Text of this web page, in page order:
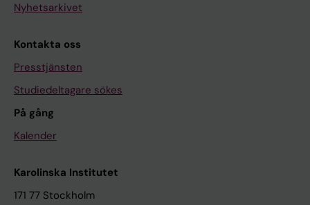
Nyhetsarkivet
Kontakta oss
Presstjänsten
Studiedeltagare sökes
På gång
Kalender
Karolinska Institutet
171 77 Stockholm